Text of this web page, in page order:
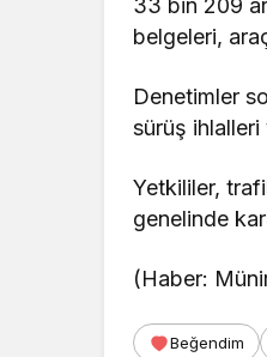
belgeleri,
Denetimler
sürüş ihlalleri
Yetkililer,
genelinde
(Haber:
Beğendim